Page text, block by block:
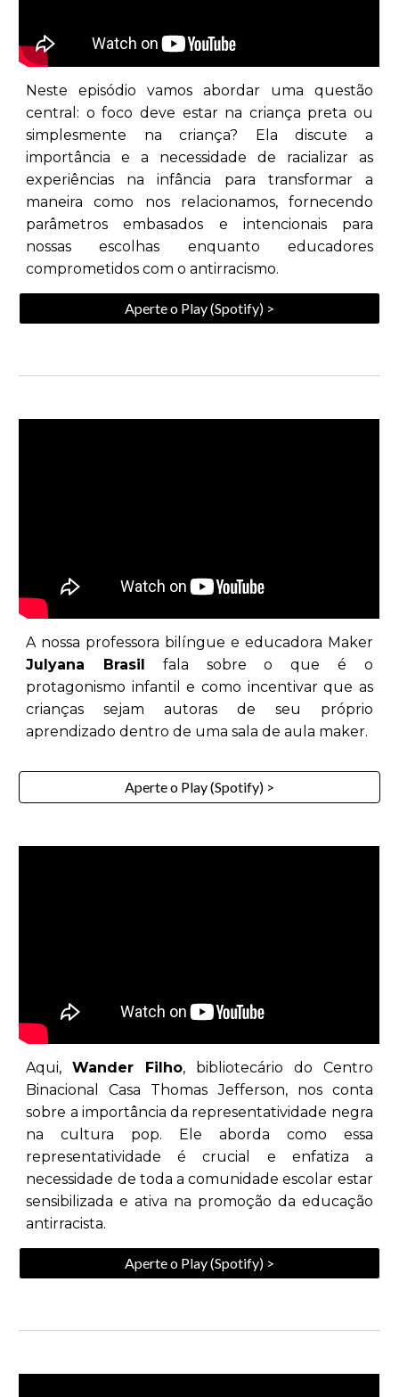
Neste episódio vamos abordaruma questão
central: o foco deve estar na criança preta ou
simplesmente na criança? Ela discute a
importância e a necessidade de racializar as
experiências na infância para transformar a
maneira como nos relacionamos, fornecendo
parâmetros embasados e intencionais para
nossas escolhas enquanto educadores
comprometidos com o antirracismo.
Aperte o Play (Spotify) >
A nossa professora bilíngue e educadora Maker
Julyana Brasil fala sobre o que é o
protagonismo infantil e como incentivar que as
crianças sejam autoras de seu próprio
aprendizado dentro de uma sala de aula maker.
Aperte o Play (Spotify) >
Aqui,Wander Filho, bibliotecário do Centro
Binacional Casa Thomas Jefferson, nos conta
sobre a importância da representatividade negra
na cultura pop. Ele aborda como essa
representatividade é crucial e enfatiza a
necessidade de toda a comunidade escolar estar
sensibilizada e ativa na promoção da educação
antirracista.
Aperte o Play (Spotify) >